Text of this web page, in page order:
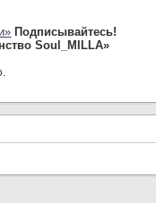
Подписывайтесь!
Soul_MILLA»